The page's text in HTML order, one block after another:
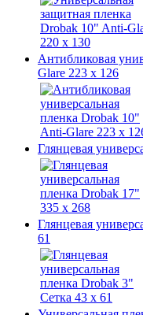
Антибликовая
Glare 223 x 126
Глянцевая
Глянцевая
61